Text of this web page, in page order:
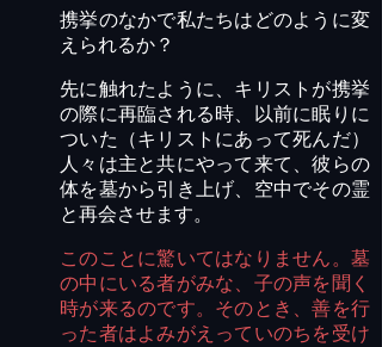
携挙のなかで私たちはどのように変
えられるか？
先に触れたように、キリストが携挙
の際に再臨される時、以前に眠りに
ついた（キリストにあって死んだ）
人々は主と共にやって来て、彼らの
体を墓から引き上げ、空中でその霊
と再会させます。
このことに驚いてはなりません。墓
の中にいる者がみな、子の声を聞く
時が来るのです。そのとき、善を行
った者はよみがえっていのちを受け